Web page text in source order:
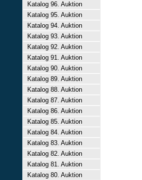
Katalog 96. Auktion
Katalog 95. Auktion
Katalog 94. Auktion
Katalog 93. Auktion
Katalog 92. Auktion
Katalog 91. Auktion
Katalog 90. Auktion
Katalog 89. Auktion
Katalog 88. Auktion
Katalog 87. Auktion
Katalog 86. Auktion
Katalog 85. Auktion
Katalog 84. Auktion
Katalog 83. Auktion
Katalog 82. Auktion
Katalog 81. Auktion
Katalog 80. Auktion